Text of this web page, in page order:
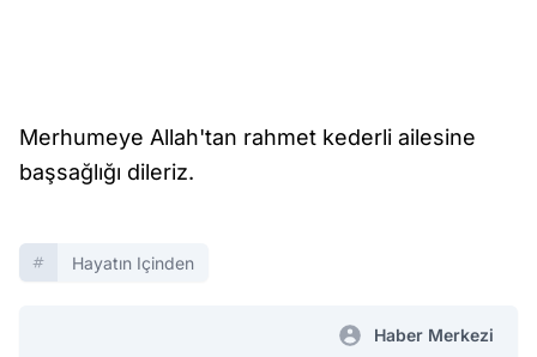
Merhumeye Allah'tan rahmet kederli ailesine
başsağlığı dileriz.
Hayatın Içinden
Haber Merkezi